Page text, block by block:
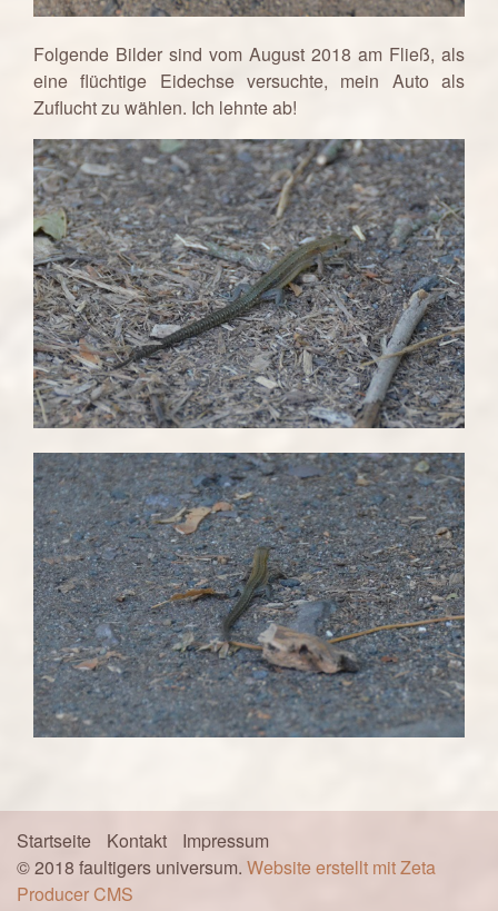
Folgende Bilder sind vom August 2018 am Fließ, als
eine flüchtige Eidechse versuchte, mein Auto als
Zuflucht zu wählen. Ich lehnte ab!
Startseite Kontakt
Impressum
© 2018 faultigers universum. Website erstellt mit Zeta
Producer CMS